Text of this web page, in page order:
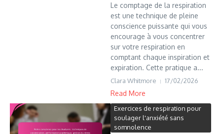
Le comptage de la respiration
est une technique de pleine
conscience puissante qui vous
encourage à vous concentrer
sur votre respiration en
comptant chaque inspiration et
expiration. Cette pratique a...
Clara Whitmore 17/02/2026
Read More
Exercices de respiration pour
soulager l'anxiété sans
somnolence